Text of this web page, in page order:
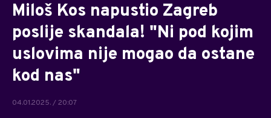
Miloš Kos napustio Zagreb
poslije skandala! "Ni pod kojim
uslovima nije mogao da ostane
kod nas"
04.01.2025. / 20:07